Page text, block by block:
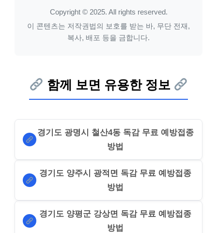
Copyright © 2025. All rights reserved.
이 콘텐츠는 저작권법의 보호를 받는 바, 무단 전재,
복사, 배포 등을 금합니다.
함께 보면 유용한 정보
경기도 광명시 철산4동 독감 무료 예방접종
방법
경기도 양주시 광적면 독감 무료 예방접종
방법
경기도 양평군 강상면 독감 무료 예방접종
방법